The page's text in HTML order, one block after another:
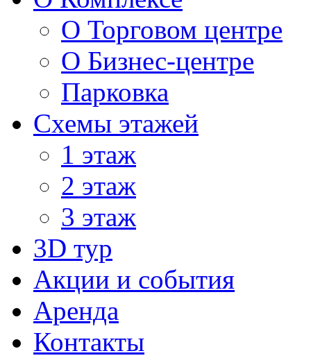
О Торговом центре
О Бизнес-центре
Парковка
Схемы этажей
1 этаж
2 этаж
3 этаж
3D тур
Акции и cобытия
Аренда
Контакты